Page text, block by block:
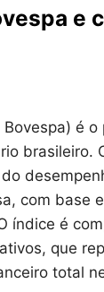
e
Bovespa) é
brasileiro.
com base
índice é
que
total